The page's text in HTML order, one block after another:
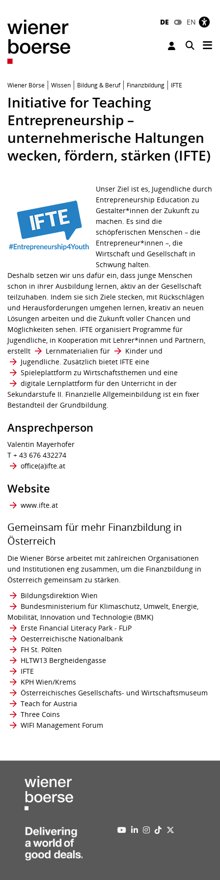
DE EN
Toggle
Wiener Börse Wissen Bildung & Beruf Finanzbildung IFTE
Initiative for Teaching
Entrepreneurship –
unternehmerische Haltungen
wecken, fördern, stärken (IFTE)
Unser Ziel ist es, Jugendliche durch
Entrepreneurship Education zu
Gestalter*innen der Zukunft zu
machen. Es sind die
schöpferischen Menschen – die
Entrepreneur*innen –, die
Wirtschaft und Gesellschaft in
Schwung halten.
Deshalb setzen wir uns dafür ein, dass junge Menschen
schon in ihrer Ausbildung lernen, aktiv an der Gesellschaft
teilzuhaben. Indem sie sich Ziele stecken, mit Rückschlägen
und Herausforderungen umgehen lernen, kreativ an neuen
Lösungen arbeiten und die Zukunft voller Chancen und
Möglichkeiten sehen. IFTE organisiert Programme für
Jugendliche, in Kooperation mit Lehrer*innen und Partnern,
erstellt
Lernmaterialien für Kinder und
Jugendliche. Zusätzlich bietet IFTE eine
Spieleplattform zu Wirtschaftsthemen und eine
digitale Lernplattform für den Unterricht in der
Sekundarstufe II. Finanzielle Allgemeinbildung ist ein fixer
Bestandteil der Grundbildung.
Ansprechperson
Valentin Mayerhofer
T + 43 676 432274
office​(a)​ifte.at
Website
www.ifte.at
Gemeinsam für mehr Finanzbildung in
Österreich
Die Wiener Börse arbeitet mit zahlreichen Organisationen
und Institutionen eng zusammen, um die Finanzbildung in
Österreich gemeinsam zu stärken.
Bildungsdirektion Wien
Bundesministerium für Klimaschutz, Umwelt, Energie,
Mobilität, Innovation und Technologie (BMK)
Erste Financial Literacy Park - FLiP
Oesterreichische Nationalbank
FH St. Pölten
HLTW13 Bergheidengasse
IFTE
KPH Wien/Krems
Österreichisches Gesellschafts- und Wirtschaftsmuseum
Teach for Austria
Three Coins
WIFI Management Forum